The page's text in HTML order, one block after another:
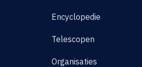
Encyclopedie
Telescopen
Organisaties